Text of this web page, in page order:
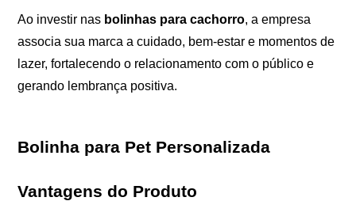
Ao investir nas bolinhas para cachorro, a empresa
associa sua marca a cuidado, bem-estar e momentos de
lazer, fortalecendo o relacionamento com o público e
gerando lembrança positiva.
Bolinha para Pet Personalizada
Vantagens do Produto